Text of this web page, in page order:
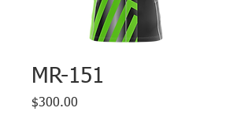
MR-151
$300.00